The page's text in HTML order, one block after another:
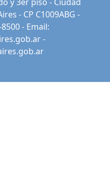
- CP C1009ABG -
- Email:
-